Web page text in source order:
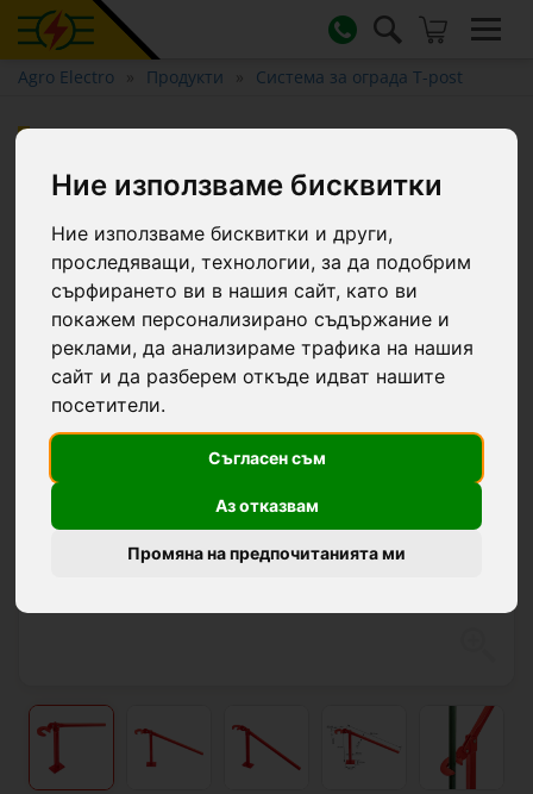
Ние използваме бисквитки
Ние използваме бисквитки и други,
проследяващи, технологии, за да подобрим
сърфирането ви в нашия сайт, като ви
покажем персонализирано съдържание и
реклами, да анализираме трафика на нашия
сайт и да разберем откъде идват нашите
посетители.
Съгласен съм
Аз отказвам
Промяна на предпочитанията ми
Agro Electro Продукти Система за ограда T-post
Екстрактор за T-post стълбове